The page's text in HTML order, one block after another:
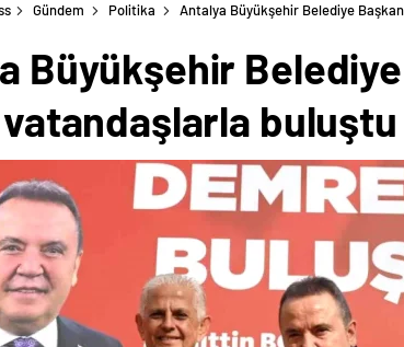
Gündem Politika
Antalya Büyükşehir Belediye
Büyükşehir
vatandaşlarla buluştu